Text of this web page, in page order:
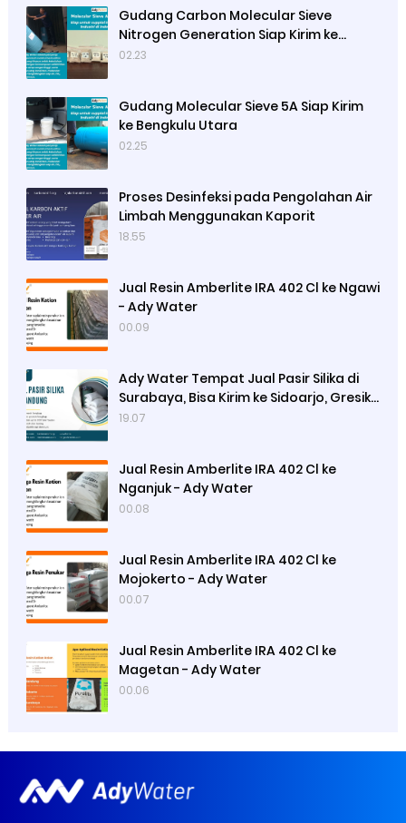
Gudang Carbon Molecular Sieve
Nitrogen Generation Siap Kirim ke
Sibolga
02.23
Gudang Molecular Sieve 5A Siap Kirim
ke Bengkulu Utara
02.25
Proses Desinfeksi pada Pengolahan Air
Limbah Menggunakan Kaporit
18.55
Jual Resin Amberlite IRA 402 Cl ke Ngawi
- Ady Water
00.09
Ady Water Tempat Jual Pasir Silika di
Surabaya, Bisa Kirim ke Sidoarjo, Gresik,
Semarang
19.07
Jual Resin Amberlite IRA 402 Cl ke
Nganjuk - Ady Water
00.08
Jual Resin Amberlite IRA 402 Cl ke
Mojokerto - Ady Water
00.07
Jual Resin Amberlite IRA 402 Cl ke
Magetan - Ady Water
00.06